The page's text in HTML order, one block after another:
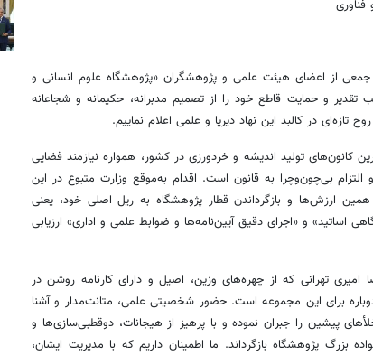
جمعی از اعضای هیئت علمی و پژوهشگران «پژوهشگاه علوم انسانی و
تقدیر و حمایت قاطع خود را از تصمیم مدبرانه، حکیمانه و شجاعانه
در کالبد این نهاد دیرپا و علمی اعلام نماییم.
کانون‌های تولید اندیشه و خردورزی در کشور، همواره نیازمند فضایی
التزام بی‌چون‌وچرا به قانون است. اقدام به‌موقع وزارت متبوع در این
ارزش‌ها و بازگرداندن قطار پژوهشگاه به ریل اصلی خود، یعنی
اساتید» و «اجرای دقیق آیین‌نامه‌ها و ضوابط علمی و اداری» ارزیابی
تهرانی که از چهره‌های وزین، اصیل و دارای کارنامه روشن در
برای این مجموعه است. حضور شخصیتی علمی، متانت‌مدار و آشنا
پیشین را جبران نموده و با پرهیز از هیجانات، دوقطبی‌سازی‌ها و
بزرگ پژوهشگاه بازگرداند. ما اطمینان داریم که با مدیریت ایشان،